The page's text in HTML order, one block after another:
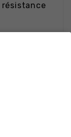
résistance